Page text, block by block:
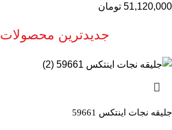
51,120,000 تومان
جدیدترین محصولات
جلیقه نجات اینتکس 59661